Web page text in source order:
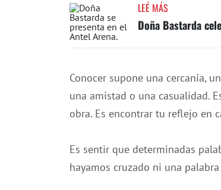
LEÉ MÁS
Doña Bastarda
Conocer supone una cercanía,
una amistad o una casualidad.
obra. Es encontrar tu reflejo en
Es sentir que determinadas
hayamos cruzado ni una